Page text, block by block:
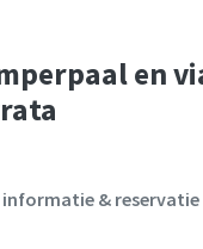
en
informatie & reservatie